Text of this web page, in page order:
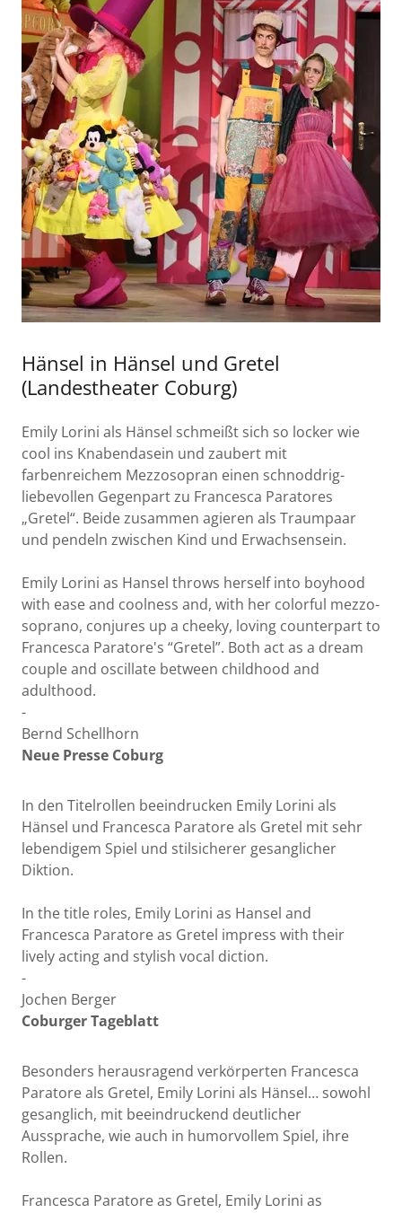
Hänsel in Hänsel und Gretel
(Landestheater Coburg)
Emily Lorini als Hänsel schmeißt sich so locker wie
cool ins Knabendasein und zaubert mit
farbenreichem Mezzosopran einen schnoddrig-
liebevollen Gegenpart zu Francesca Paratores
„Gretel“. Beide zusammen agieren als Traumpaar
und pendeln zwischen Kind und Erwachsensein.
Emily Lorini as Hansel throws herself into boyhood
with ease and coolness and, with her colorful mezzo-
soprano, conjures up a cheeky, loving counterpart to
Francesca Paratore's “Gretel”. Both act as a dream
couple and oscillate between childhood and
adulthood.
-
Bernd Schellhorn
Neue Presse Coburg
In den Titelrollen beeindrucken Emily Lorini als
Hänsel und Francesca Paratore als Gretel mit sehr
lebendigem Spiel und stilsicherer gesanglicher
Diktion.
In the title roles, Emily Lorini as Hansel and
Francesca Paratore as Gretel impress with their
lively acting and stylish vocal diction.
-
Jochen Berger
Coburger Tageblatt
Besonders herausragend verkörperten Francesca
Paratore als Gretel, Emily Lorini als Hänsel… sowohl
gesanglich, mit beeindruckend deutlicher
Aussprache, wie auch in humorvollem Spiel, ihre
Rollen.
Francesca Paratore as Gretel, Emily Lorini as